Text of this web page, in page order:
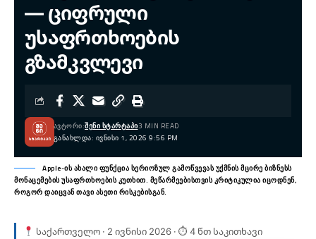
— ციფრული
უსაფრთხოების
გზამკვლევი
ᲒᲐᲜᲐᲮᲚᲓᲐ: ᲘᲕᲜᲘᲡᲘ 1, 2026 9:56 PM
ᲐᲕᲢᲝᲠᲘ:ᲨᲔᲜᲘ ᲡᲢᲐᲠᲢᲐᲞᲘ3 MIN READ
Apple-ის ახალი ფუნქცია სერიოზულ გამოწვევას უქმნის მცირე ბიზნესს
მონაცემების უსაფრთხოების კუთხით. მეწარმეებისთვის კრიტიკულია იცოდნენ,
როგორ დაიცვან თავი ასეთი რისკებისგან.
საქართველო · 2 ივნისი 2026 · ⏱ 4 წთ საკითხავი